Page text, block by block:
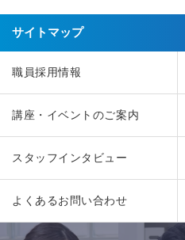
サイトマップ
職員採用情報
講座・イベントのご案内
スタッフインタビュー
よくあるお問い合わせ